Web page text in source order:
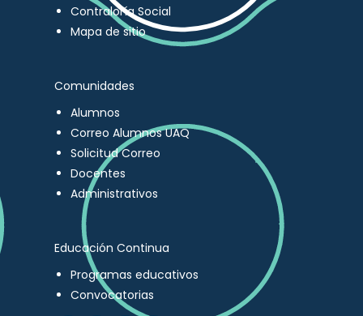
Contraloría Social
Mapa de sitio
Comunidades
Alumnos
Correo Alumnos UAQ
Solicitud Correo
Docentes
Administrativos
Educación Continua
Programas educativos
Convocatorias